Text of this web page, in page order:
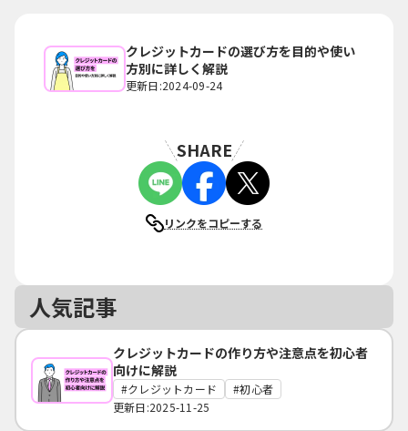
クレジットカードの選び方を目的や使い
方別に詳しく解説
更新日:2024-09-24
SHARE
リンクをコピーする
人気記事
クレジットカードの作り方や注意点を初心者
向けに解説
クレジットカード
初心者
更新日:2025-11-25